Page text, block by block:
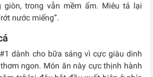
giòn, trong vẫn mềm ẩm. Miêu tả lại
nước miếng”.
dành cho bữa sáng vì cực giàu dinh
ngon. Món ăn này cực thịnh hành